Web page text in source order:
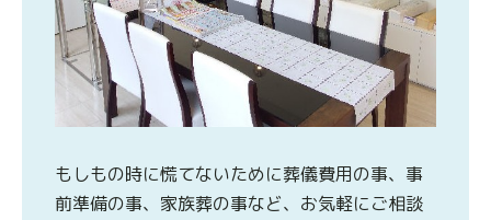
もしもの時に慌てないために葬儀費用の事、事
前準備の事、家族葬の事など、お気軽にご相談